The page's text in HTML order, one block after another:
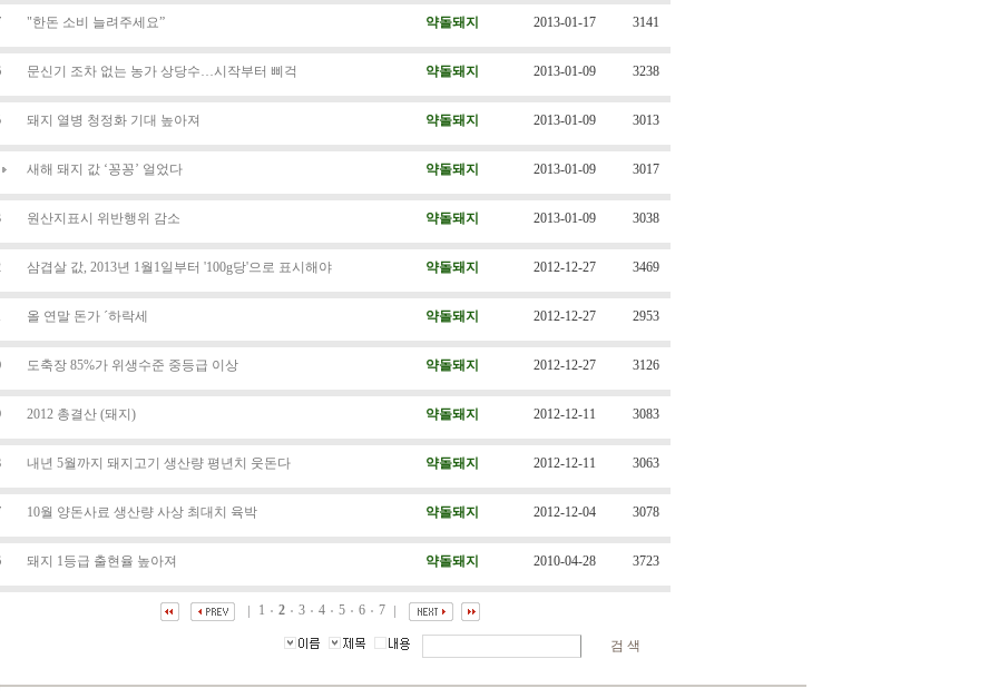
"한돈 소비 늘려주세요” 약돌돼지 2013-01-17 3141
문신기 조차 없는 농가 상당수…시작부터 삐걱 약돌돼지 2013-01-09 3238
돼지 열병 청정화 기대 높아져 약돌돼지 2013-01-09 3013
새해 돼지 값 ‘꽁꽁’ 얼었다 약돌돼지 2013-01-09 3017
원산지표시 위반행위 감소 약돌돼지 2013-01-09 3038
삼겹살 값, 2013년 1월1일부터 '100g당'으로 표시해야 약돌돼지 2012-12-27 3469
올 연말 돈가 ´하락세 약돌돼지 2012-12-27 2953
도축장 85%가 위생수준 중등급 이상 약돌돼지 2012-12-27 3126
2012 총결산 (돼지) 약돌돼지 2012-12-11 3083
내년 5월까지 돼지고기 생산량 평년치 웃돈다 약돌돼지 2012-12-11 3063
10월 양돈사료 생산량 사상 최대치 육박 약돌돼지 2012-12-04 3078
돼지 1등급 출현율 높아져 약돌돼지 2010-04-28 3723
1 2 3 4 5 6 7